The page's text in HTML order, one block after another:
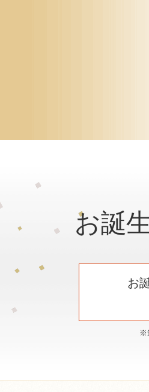
お誕
お
※